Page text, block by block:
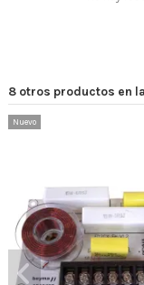
8 otros productos en
Nuevo